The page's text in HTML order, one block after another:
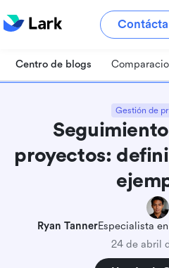
Centro de blogs
Gestión de
proyectos:
Ryan TannerEspecialista
24 de abril
¿Qué es la aceleración en